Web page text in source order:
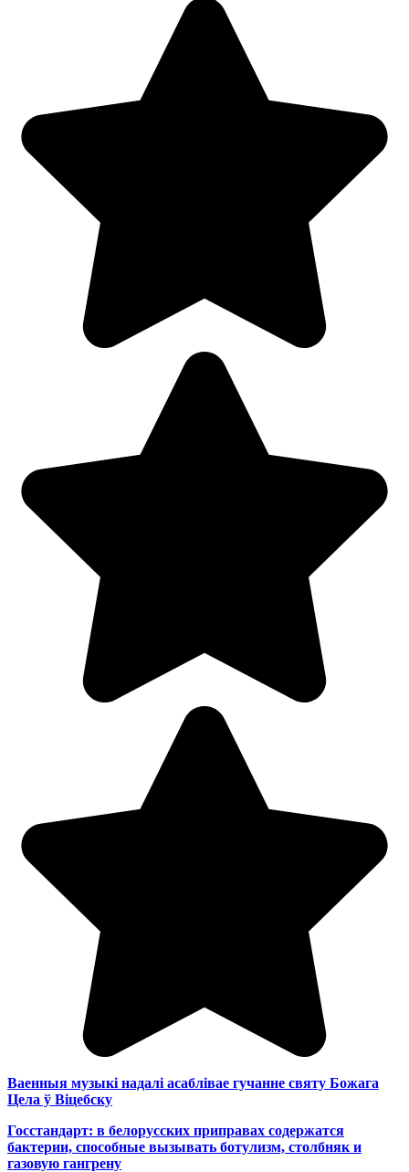
Ваенныя музыкі надалі асаблівае гучанне святу Божага
Цела ў Віцебску
Госстандарт: в белорусских приправах содержатся
бактерии, способные вызывать ботулизм, столбняк и
газовую гангрену